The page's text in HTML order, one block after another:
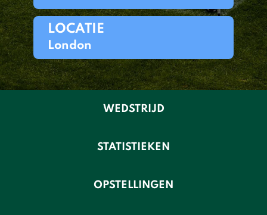
LOCATIE
London
WEDSTRIJD
STATISTIEKEN
OPSTELLINGEN